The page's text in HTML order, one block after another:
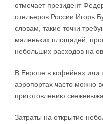
отмечает президент
отельеров России Игорь
словам, такие точки
маленьких площадей,
небольших расходов на
В Европе в кофейнях или
аэропортах часто можно
приготовлению
Затраты на открытие